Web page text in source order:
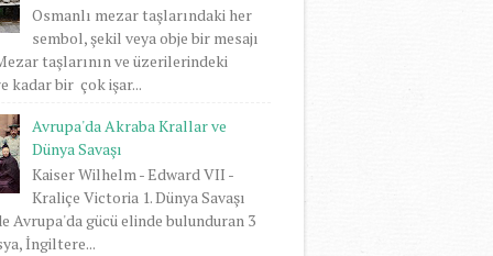
Osmanlı mezar taşlarındaki her
sembol, şekil veya obje bir mesajı
taşlarının ve üzerilerindeki
kadar bir çok işar...
Avrupa'da Akraba Krallar ve
Dünya Savaşı
Kaiser Wilhelm - Edward VII -
Kraliçe Victoria 1. Dünya Savaşı
Avrupa'da gücü elinde bulunduran 3
İngiltere...